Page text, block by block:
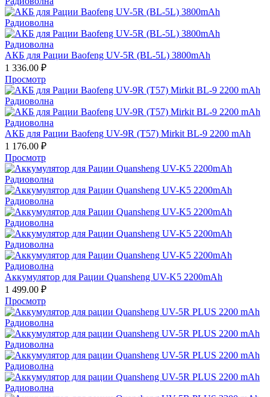
АКБ для Рации Baofeng UV-5R (BL-5L) 3800mAh
1 336.00 ₽
Просмотр
АКБ для Рации Baofeng UV-9R (T57) Mirkit BL-9 2200 mAh
1 176.00 ₽
Просмотр
Аккумулятор для Рации Quansheng UV-K5 2200mAh
1 499.00 ₽
Просмотр